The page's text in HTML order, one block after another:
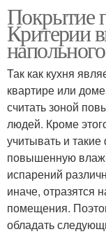
Покрытие
Критерии
Так как кухня
квартире или
считать зоной
людей. Кроме
учитывать и
повышенную
испарений
иначе, отразятся
помещения.
обладать